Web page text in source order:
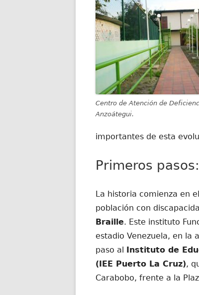
Centro de Atención de
Anzoátegui.
importantes de esta
Primeros
La historia comienza en
población con
Braille. Este instituto
estadio Venezuela, en la
paso al Instituto de
(IEE Puerto La Cruz),
Carabobo, frente a la